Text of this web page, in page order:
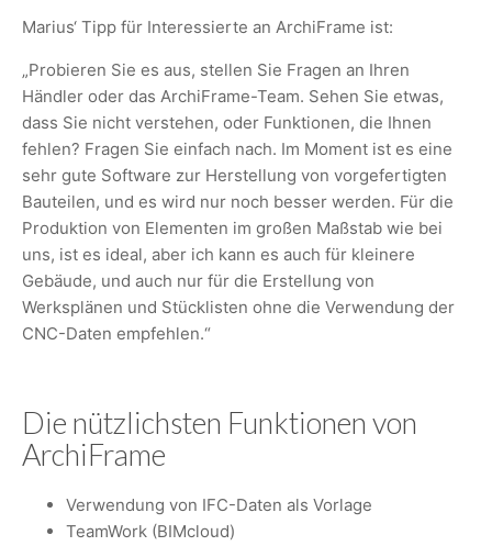
Marius‘ Tipp für Interessierte an ArchiFrame ist:
„Probieren Sie es aus, stellen Sie Fragen an Ihren
Händler oder das ArchiFrame-Team. Sehen Sie etwas,
dass Sie nicht verstehen, oder Funktionen, die Ihnen
fehlen? Fragen Sie einfach nach. Im Moment ist es eine
sehr gute Software zur Herstellung von vorgefertigten
Bauteilen, und es wird nur noch besser werden. Für die
Produktion von Elementen im großen Maßstab wie bei
uns, ist es ideal, aber ich kann es auch für kleinere
Gebäude, und auch nur für die Erstellung von
Werksplänen und Stücklisten ohne die Verwendung der
CNC-Daten empfehlen.“
Die nützlichsten Funktionen von
ArchiFrame
Verwendung von IFC-Daten als Vorlage
TeamWork (BIMcloud)